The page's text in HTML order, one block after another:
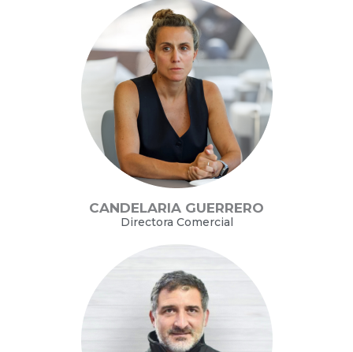
CANDELARIA GUERRERO
Directora Comercial